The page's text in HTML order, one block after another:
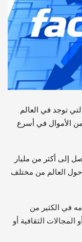
توجد في العالم
الأموال في أسرع
أكثر من مليار
العالم من مختلف
في الكثير من
المجالات الثقافية أو